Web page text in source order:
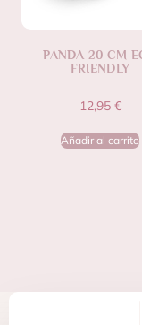
PANDA 20 CM
FRIENDLY
12,95 €
Añadir al carrito